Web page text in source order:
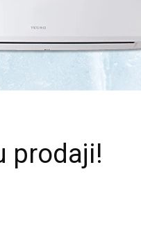
prodaji!